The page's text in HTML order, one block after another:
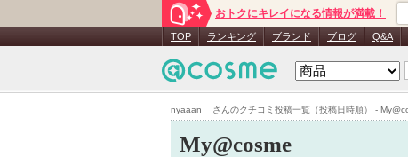
nyaaan__さんのクチコミ投稿一覧（投稿日時順） -
おトクにキレイになる情報が満載！
TOP ランキング ブランド ブログ Q&A
My@cosme
nyaaan__